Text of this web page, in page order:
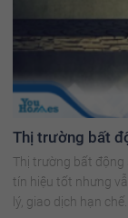
Thị trường bất
Thị trường bất động
tín hiệu tốt nhưng
lý, giao dịch hạn chế.